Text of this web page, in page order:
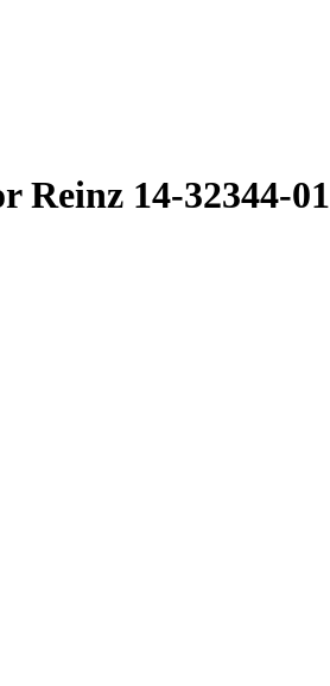
14-32344-01